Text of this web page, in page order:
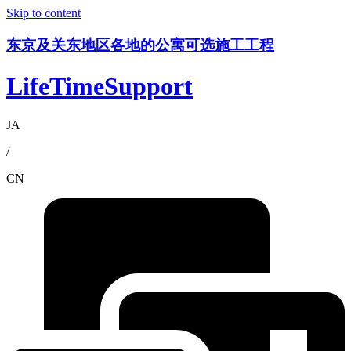
Skip to content
东京及关东地区各地的公寓可选施工工程
LifeTimeSupport
JA
/
CN